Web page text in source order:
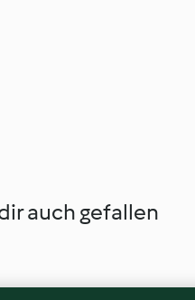
auch gefallen